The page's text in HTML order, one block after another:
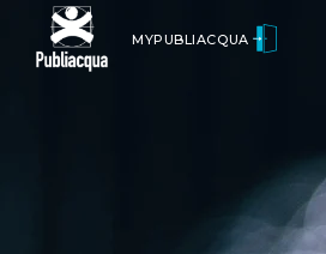
MYPUBLIACQUA